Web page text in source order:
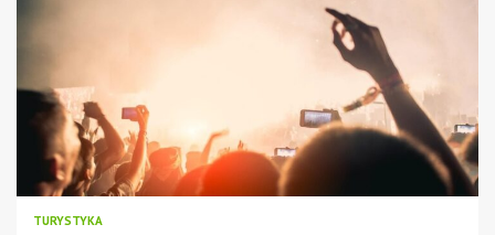
TURYSTYKA